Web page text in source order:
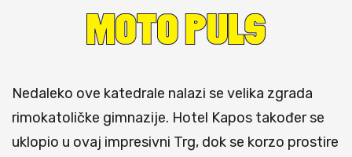
Nedaleko ove katedrale nalazi se velika zgrada
rimokatoličke gimnazije. Hotel Kapos također se
uklopio u ovaj impresivni Trg, dok se korzo prostire